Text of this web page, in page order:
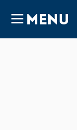
MENU